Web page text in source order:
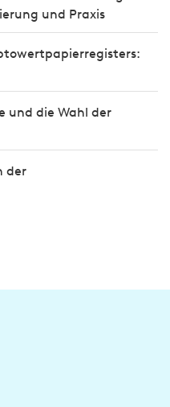
und Praxis
und die Wahl der
der